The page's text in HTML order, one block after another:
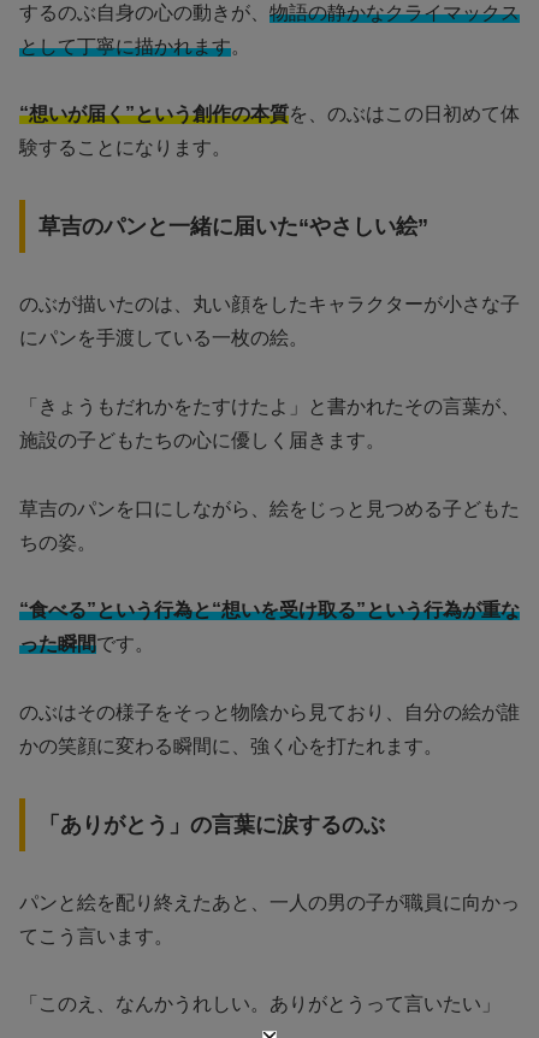
するのぶ自身の心の動きが、 物語の静かなクライマックス
として丁寧に描かれます。
“想いが届く”という創作の本質を、のぶはこの日初めて体
験することになります。
草吉のパンと一緒に届いた“やさしい絵”
のぶが描いたのは、丸い顔をしたキャラクターが小さな子
にパンを手渡している一枚の絵。
「きょうもだれかをたすけたよ」と書かれたその言葉が、
施設の子どもたちの心に優しく届きます。
草吉のパンを口にしながら、絵をじっと見つめる子どもた
ちの姿。
“食べる”という行為と“想いを受け取る”という行為が重な
った瞬間です。
のぶはその様子をそっと物陰から見ており、自分の絵が誰
かの笑顔に変わる瞬間に、強く心を打たれます。
「ありがとう」の言葉に涙するのぶ
パンと絵を配り終えたあと、一人の男の子が職員に向かっ
てこう言います。
「このえ、なんかうれしい。ありがとうって言いたい」